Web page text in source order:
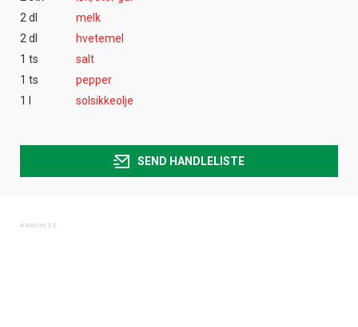
2 dl
melk
2 dl
hvetemel
1 ts
salt
1 ts
pepper
1 l
solsikkeolje
SEND HANDLELISTE